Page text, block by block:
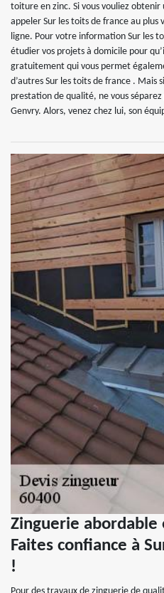
toiture en zinc. Si vous vouliez
appeler Sur les toits de france au
ligne. Pour votre information Sur les
étudier vos projets à domicile pour
gratuitement qui vous permet
d’autres Sur les toits de france . Mais
prestation de qualité, ne vous
Genvry. Alors, venez chez lui, son
Zinguerie
Faites confiance à
!